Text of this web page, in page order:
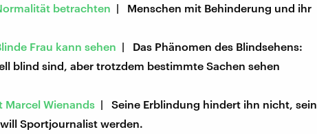
betrachten | Menschen mit Behinderung und ihr
Frau kann sehen | Das Phänomen des Blindsehens:
blind sind, aber trotzdem bestimmte Sachen sehen
Marcel Wienands | Seine Erblindung hindert ihn nicht, sein
Sportjournalist werden.